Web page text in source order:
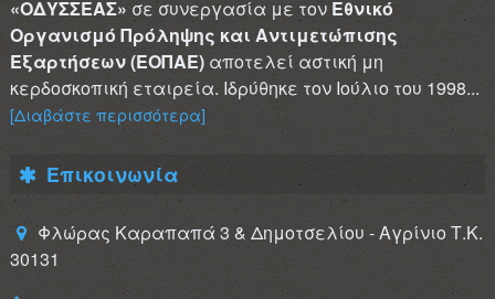
«ΟΔΥΣΣΕΑΣ» σε συνεργασία με τον Εθνικό
Οργανισμό Πρόληψης και Αντιμετώπισης
Εξαρτήσεων (ΕΟΠΑΕ)αποτελεί αστική μη
κερδοσκοπική εταιρεία. Ιδρύθηκε τον Ιούλιο του 1998...
[Διαβάστε περισσότερα]
Επικοινωνία
Φλώρας Καραπαπά 3 & Δημοτσελίου - Αγρίνιο Τ.Κ.
30131